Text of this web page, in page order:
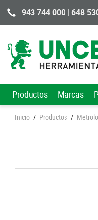
943 744 000 | 648
Productos Marcas
Inicio / Productos /